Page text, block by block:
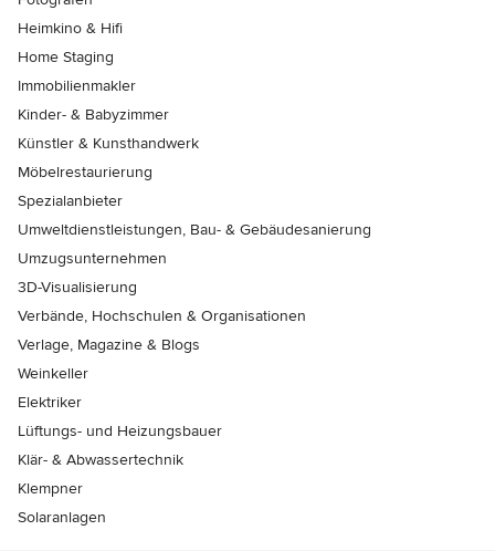
Heimkino & Hifi
Home Staging
Immobilienmakler
Kinder- & Babyzimmer
Künstler & Kunsthandwerk
Möbelrestaurierung
Spezialanbieter
Umweltdienstleistungen, Bau- & Gebäudesanierung
Umzugsunternehmen
3D-Visualisierung
Verbände, Hochschulen & Organisationen
Verlage, Magazine & Blogs
Weinkeller
Elektriker
Lüftungs- und Heizungsbauer
Klär- & Abwassertechnik
Klempner
Solaranlagen